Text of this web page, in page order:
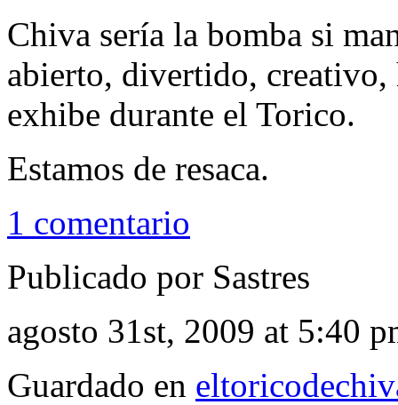
Chiva sería la bomba si
abierto, divertido,
exhibe durante el Torico.
Estamos de resaca.
1 comentario
Publicado por Sastres
agosto 31st, 2009 at 5:40
Guardado en